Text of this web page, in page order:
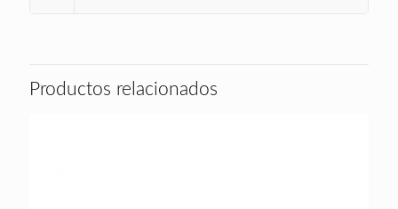
Productos relacionados